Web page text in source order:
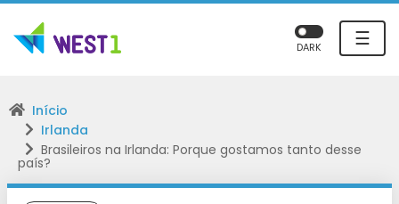
☰
DARK
Início
Irlanda
Brasileiros na Irlanda: Porque gostamos tanto desse
país?